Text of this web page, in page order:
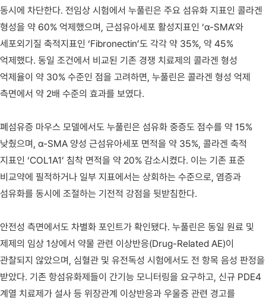
동시에 차단한다. 전임상 시험에서 누풀린은 주요 섬유화 지표인 콜라겐
형성을 약 60% 억제했으며, 근섬유아세포 활성지표인 ‘α-SMA’와
세포외기질 축적지표인 ‘Fibronectin’도 각각 약 35%, 약 45%
억제했다. 동일 조건에서 비교된 기존 경쟁 치료제의 콜라겐 형성
억제율이 약 30% 수준인 점을 고려하면, 누풀린은 콜라겐 형성 억제
측면에서 약 2배 수준의 효과를 보였다.
폐섬유증 마우스 모델에서도 누풀린은 섬유화 중증도 점수를 약 15%
낮췄으며, α-SMA 양성 근섬유아세포 면적을 약 35%, 콜라겐 축적
지표인 ‘COL1A1’ 침착 면적을 약 20% 감소시켰다. 이는 기존 표준
비교약에 필적하거나 일부 지표에서는 상회하는 수준으로, 염증과
섬유화를 동시에 조절하는 기전적 강점을 뒷받침한다.
안전성 측면에서도 차별화 포인트가 확인됐다. 누풀린은 동일 원료 및
제제의 임상 1상에서 약물 관련 이상반응(Drug-Related AE)이
관찰되지 않았으며, 심혈관 및 유전독성 시험에서도 전 항목 음성 판정을
받았다. 기존 항섬유화제들이 간기능 모니터링을 요구하고, 신규 PDE4
계열 치료제가 설사 등 위장관계 이상반응과 우울증 관련 경고를